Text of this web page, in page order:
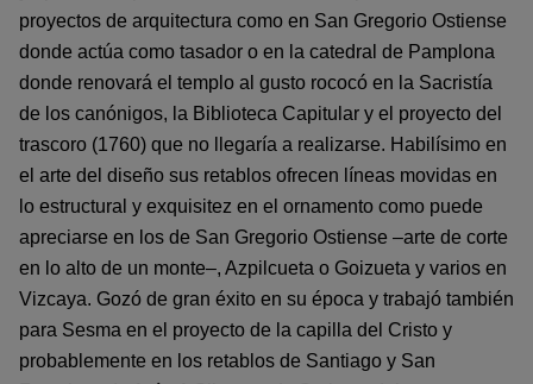
proyectos de arquitectura como en San Gregorio Ostiense
donde actúa como tasador o en la catedral de Pamplona
donde renovará el templo al gusto rococó en la Sacristía
de los canónigos, la Biblioteca Capitular y el proyecto del
trascoro (1760) que no llegaría a realizarse. Habilísimo en
el arte del diseño sus retablos ofrecen líneas movidas en
lo estructural y exquisitez en el ornamento como puede
apreciarse en los de San Gregorio Ostiense –arte de corte
en lo alto de un monte–, Azpilcueta o Goizueta y varios en
Vizcaya. Gozó de gran éxito en su época y trabajó también
para Sesma en el proyecto de la capilla del Cristo y
probablemente en los retablos de Santiago y San